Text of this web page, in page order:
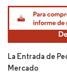
Imagen © Mordor
La Entrada de
Mercado